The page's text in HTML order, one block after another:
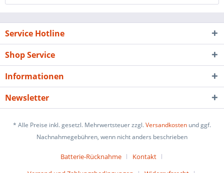
Service Hotline
Shop Service
Informationen
Newsletter
* Alle Preise inkl. gesetzl. Mehrwertsteuer zzgl.Versandkosten und ggf.
Nachnahmegebühren, wenn nicht anders beschrieben
Batterie-Rücknahme
Kontakt